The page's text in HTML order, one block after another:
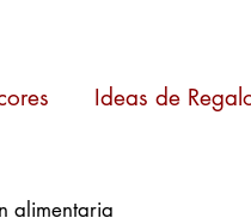
Ideas de
alimentaria